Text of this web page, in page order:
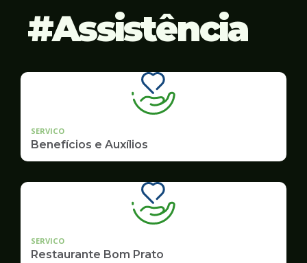
Assistência
SERVICO
Benefícios e Auxílios
SERVICO
Restaurante Bom Prato